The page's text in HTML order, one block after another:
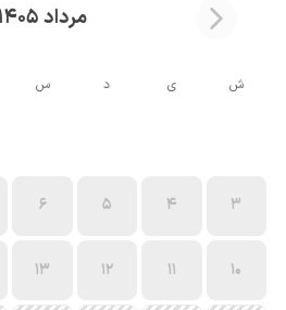
مرداد 1405
ش ی د س
3
4
5
6
10
11
12
13